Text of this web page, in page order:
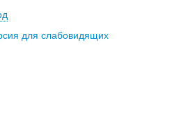
для слабовидящих